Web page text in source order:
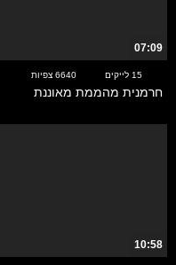
07:09
15 לייקים 6640 צפיות
חרמנית מהממת מאוננת
10:58